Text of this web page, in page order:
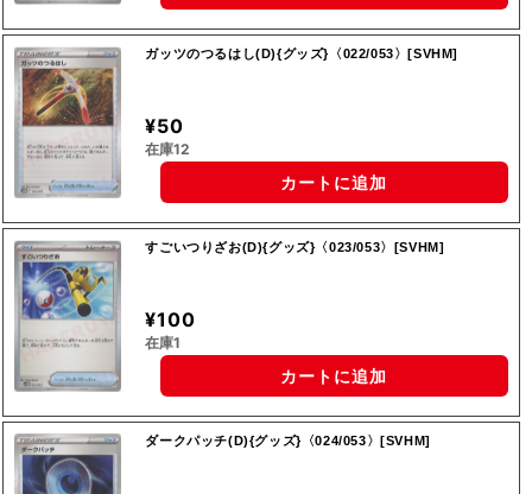
ガッツのつるはし(D){グッズ}〈022/053〉[SVHM]
¥50
在庫12
カートに追加
すごいつりざお(D){グッズ}〈023/053〉[SVHM]
¥100
在庫1
カートに追加
ダークパッチ(D){グッズ}〈024/053〉[SVHM]